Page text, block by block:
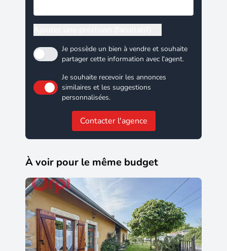
Je possède un bien à vendre et souhaite
partager cette information avec l'agent.
Je souhaite recevoir les annonces
similaires et les suggestions
personnalisées.
Contacter l'agence
À voir pour le même budget